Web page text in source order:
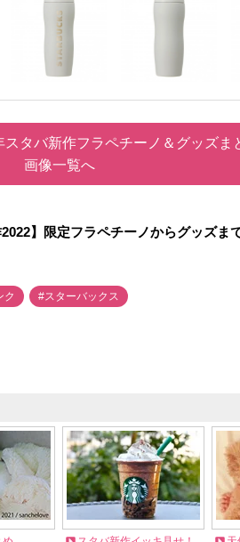
タバ新作フラペチーノ＆グッズま
画像一覧へ
】限定フラペチーノからグッズま
ク #スターバックス